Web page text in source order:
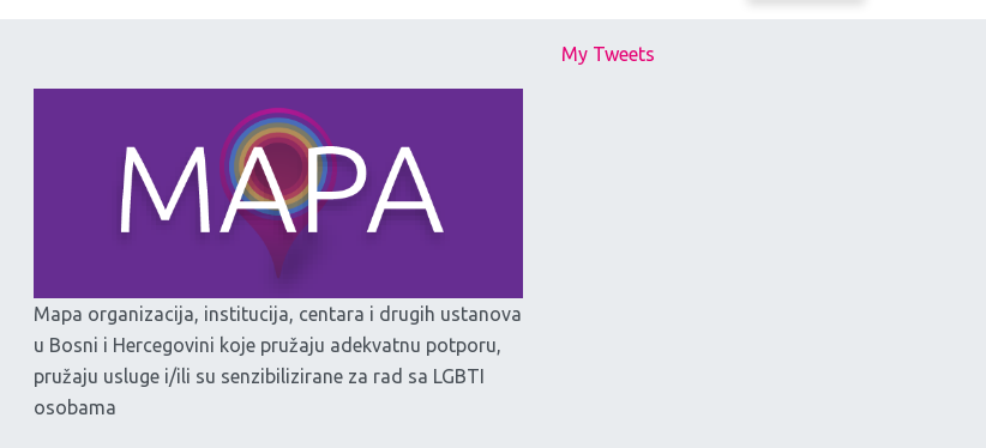
Mapa organizacija, institucija, centara i drugih ustanova
u Bosni i Hercegovini koje pružaju adekvatnu potporu,
pružaju usluge i/ili su senzibilizirane za rad sa LGBTI
osobama
My Tweets